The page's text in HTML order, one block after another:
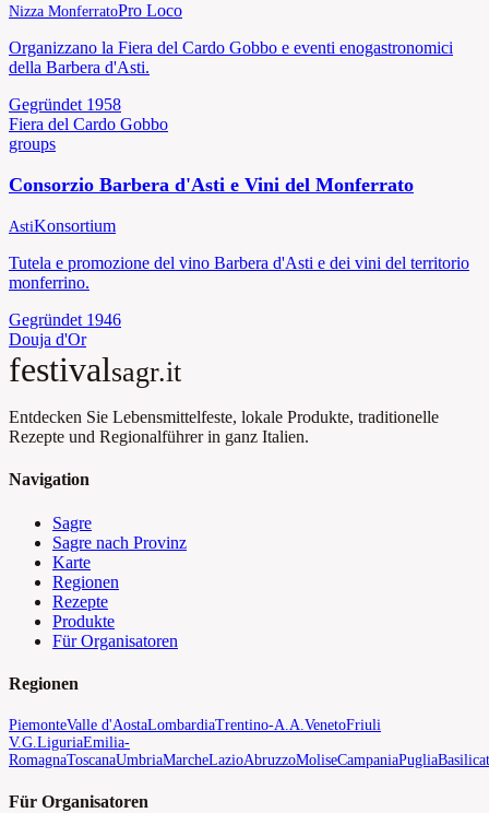
Nizza MonferratoPro Loco
Organizzano la Fiera del Cardo Gobbo e eventi enogastronomici
della Barbera d'Asti.
Gegründet 1958
Fiera del Cardo Gobbo
groups
Consorzio Barbera d'Asti e Vini del Monferrato
AstiKonsortium
Tutela e promozione del vino Barbera d'Asti e dei vini del territorio
monferrino.
Gegründet 1946
Douja d'Or
festivalsagr.it
Entdecken Sie Lebensmittelfeste, lokale Produkte, traditionelle
Rezepte und Regionalführer in ganz Italien.
Navigation
Sagre
Sagre nach Provinz
Karte
Regionen
Rezepte
Produkte
Für Organisatoren
Regionen
PiemonteValle d'AostaLombardiaTrentino-A.A.VenetoFriuli
V.G.LiguriaEmilia-
RomagnaToscanaUmbriaMarcheLazioAbruzzoMoliseCampaniaPuglia
Für Organisatoren